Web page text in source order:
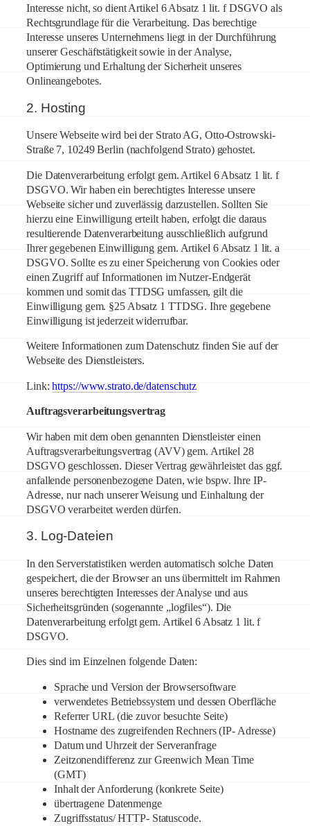
Interesse nicht, so dient Artikel 6 Absatz 1 lit. f DSGVO als
Rechtsgrundlage für die Verarbeitung. Das berechtige
Interesse unseres Unternehmens liegt in der Durchführung
unserer Geschäftstätigkeit sowie in der Analyse,
Optimierung und Erhaltung der Sicherheit unseres
Onlineangebotes.
2. Hosting
Unsere Webseite wird bei der Strato AG, Otto-Ostrowski-
Straße 7, 10249 Berlin (nachfolgend Strato) gehostet.
Die Datenverarbeitung erfolgt gem. Artikel 6 Absatz 1 lit. f
DSGVO. Wir haben ein berechtigtes Interesse unsere
Webseite sicher und zuverlässig darzustellen. Sollten Sie
hierzu eine Einwilligung erteilt haben, erfolgt die daraus
resultierende Datenverarbeitung ausschließlich aufgrund
Ihrer gegebenen Einwilligung gem. Artikel 6 Absatz 1 lit. a
DSGVO. Sollte es zu einer Speicherung von Cookies oder
einen Zugriff auf Informationen im Nutzer-Endgerät
kommen und somit das TTDSG umfassen, gilt die
Einwilligung gem. §25 Absatz 1 TTDSG. Ihre gegebene
Einwilligung ist jederzeit widerrufbar.
Weitere Informationen zum Datenschutz finden Sie auf der
Webseite des Dienstleisters.
Link:https://www.strato.de/datenschutz
Auftragsverarbeitungsvertrag
Wir haben mit dem oben genannten Dienstleister einen
Auftragsverarbeitungsvertrag (AVV) gem. Artikel 28
DSGVO geschlossen. Dieser Vertrag gewährleistet das ggf.
anfallende personenbezogene Daten, wie bspw. Ihre IP-
Adresse, nur nach unserer Weisung und Einhaltung der
DSGVO verarbeitet werden dürfen.
3. Log-Dateien
In den Serverstatistiken werden automatisch solche Daten
gespeichert, die der Browser an uns übermittelt im Rahmen
unseres berechtigten Interesses der Analyse und aus
Sicherheitsgründen (sogenannte „logfiles“). Die
Datenverarbeitung erfolgt gem. Artikel 6 Absatz 1 lit. f
DSGVO.
Dies sind im Einzelnen folgende Daten:
Sprache und Version der Browsersoftware
verwendetes Betriebssystem und dessen Oberfläche
Referrer URL (die zuvor besuchte Seite)
Hostname des zugreifenden Rechners (IP- Adresse)
Datum und Uhrzeit der Serveranfrage
Zeitzonendifferenz zur Greenwich Mean Time
(GMT)
Inhalt der Anforderung (konkrete Seite)
übertragene Datenmenge
Zugriffsstatus/ HTTP- Statuscode.